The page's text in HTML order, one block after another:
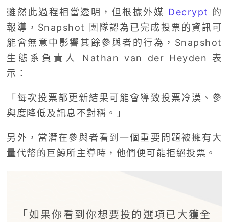
雖然此過程相當透明，但根據外媒 Decrypt 的
報導，Snapshot 團隊認為已完成投票的資訊可
能會無意中影響其餘參與者的行為，Snapshot
生態系負責人 Nathan van der Heyden 表
示：
「每次投票都更新結果可能會導致投票冷漠、參
與度降低及訊息不對稱。」
另外，當潛在參與者看到一個重要問題被擁有大
量代幣的巨鯨所主導時，他們便可能拒絕投票。
「如果你看到你想要投的選項已大獲全